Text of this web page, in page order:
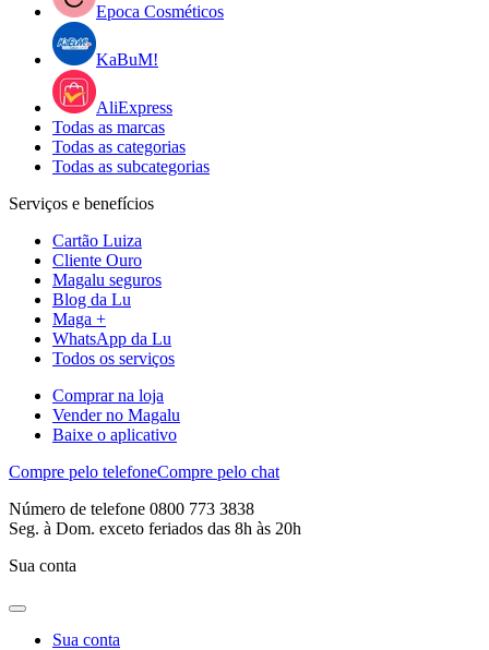
Epoca Cosméticos
KaBuM!
AliExpress
Todas as marcas
Todas as categorias
Todas as subcategorias
Serviços e benefícios
Cartão Luiza
Cliente Ouro
Magalu seguros
Blog da Lu
Maga +
WhatsApp da Lu
Todos os serviços
Comprar na loja
Vender no Magalu
Baixe o aplicativo
Compre pelo telefoneCompre pelo chat
Número de telefone 0800 773 3838
Seg. à Dom. exceto feriados das 8h às 20h
Sua conta
Sua conta